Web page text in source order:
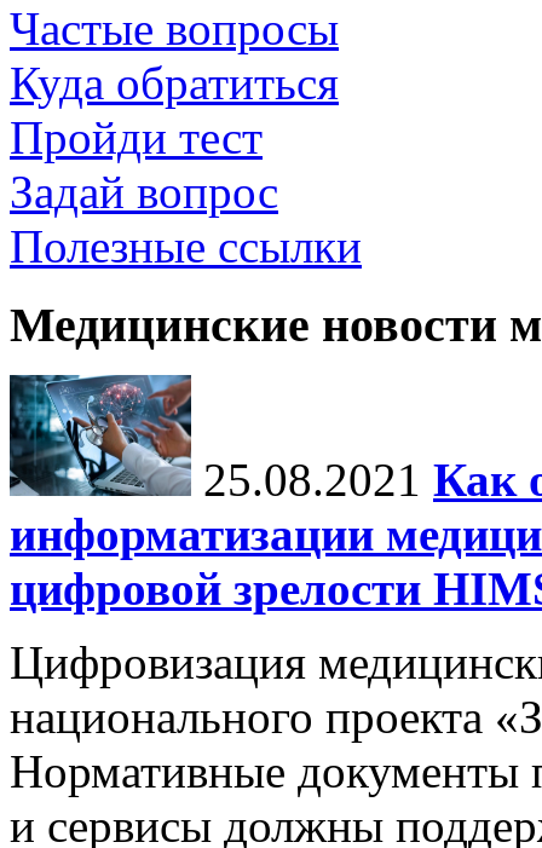
Частые вопросы
Куда обратиться
Пройди тест
Задай вопрос
Полезные ссылки
Медицинские новости
25.08.2021 Как
информатизации
цифровой зрелости
Цифровизация
национального проекта
Нормативные документы
и сервисы должны